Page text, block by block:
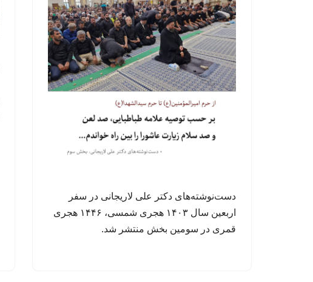
دست‌نوشته‌های دکتر علی لاریجانی در سفر
اربعین سال ۱۴۰۳ هجری شمسی، ۱۴۴۶ هجری
قمری در سومین بخش منتشر شد.